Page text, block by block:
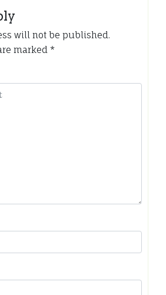
will not be published.
marked *